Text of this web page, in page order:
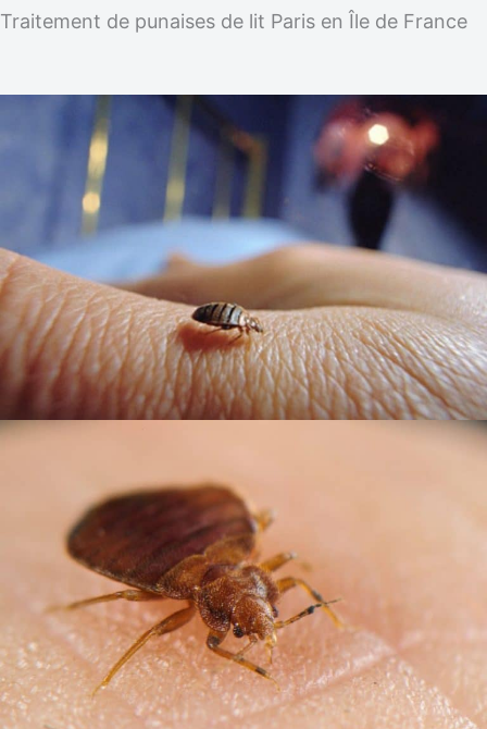
Traitement de punaises de lit Paris en Île de France